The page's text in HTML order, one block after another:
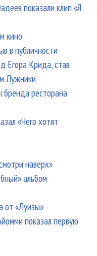
показали клип «Я
кино
в публичности
Егора Крида, став
Лужники
бренда ресторана
«Чего хотят
наверх»
альбом
от «Луизы»
показал первую